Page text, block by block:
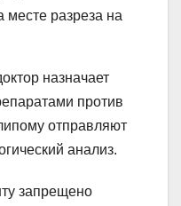
разреза на
назначает
против
отправляют
анализ.
запрещено